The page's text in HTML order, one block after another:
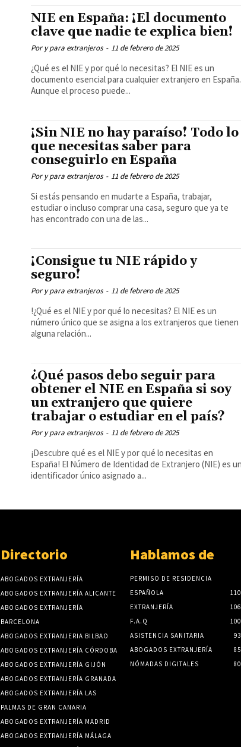
NIE en España: ¡El documento
clave que nadie te explica bien!
Por y para extranjeros - 11 de febrero de 2025
¿Qué es el NIE y por qué lo necesitas? El NIE es un
documento esencial para cualquier extranjero en España.
Aunque el proceso puede...
¡Sin NIE no hay paraíso! Todo lo
que necesitas saber para
conseguirlo en España
Por y para extranjeros - 11 de febrero de 2025
Si estás pensando en mudarte a España, trabajar,
estudiar o incluso comprar una casa, seguro que ya te
has encontrado con una de las...
¡Consigue tu NIE rápido y
seguro!
Por y para extranjeros - 11 de febrero de 2025
!¿Qué es el NIE y por qué lo necesitas? El NIE es un
número único que se asigna a los extranjeros que tienen
alguna relación...
¿Qué pasos debo seguir para
obtener el NIE en España si soy
un extranjero que quiere
trabajar o estudiar en el país?
Por y para extranjeros - 11 de febrero de 2025
¡Descubre qué es el NIE y por qué lo necesitas en
España! El Número de Identidad de Extranjero (NIE) es un
identificador único asignado a...
Directorio
ABOGADOS EXTRANJERÍA
ABOGADOS EXTRANJERÍA ALICANTE
ABOGADOS EXTRANJERÍA
BARCELONA
ABOGADOS EXTRANJERIA BILBAO
ABOGADOS EXTRANJERÍA CÓRDOBA
ABOGADOS EXTRANJERÍA GIJÓN
ABOGADOS EXTRANJERÍA GRANADA
ABOGADOS EXTRANJERÍA LAS
PALMAS DE GRAN CANARIA
ABOGADOS EXTRANJERÍA MADRID
ABOGADOS EXTRANJERÍA MÁLAGA
Hablamos de
PERMISO DE RESIDENCIA
ESPAÑOLA
110
EXTRANJERÍA
106
F.A.Q
100
ASISTENCIA SANITARIA
93
ABOGADOS EXTRANJERÍA
85
NÓMADAS DIGITALES
80